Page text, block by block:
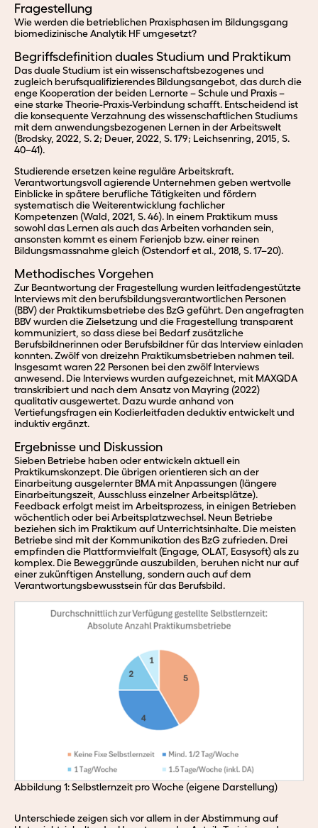
Fragestellung
Wie werden die betrieblichen Praxisphasen im Bildungsgang
biomedizinische Analytik HF umgesetzt?
Begriffsdefinition duales Studium und Praktikum
Das duale Studium ist ein wissenschaftsbezogenes und
zugleich berufsqualifizierendes Bildungsangebot, das durch die
enge Kooperation der beiden Lernorte – Schule und Praxis –
eine starke Theorie-Praxis-Verbindung schafft. Entscheidend ist
die konsequente Verzahnung des wissenschaftlichen Studiums
mit dem anwendungsbezogenen Lernen in der Arbeitswelt
(Brodsky, 2022, S. 2; Deuer, 2022, S. 179; Leichsenring, 2015, S.
40–41).
Studierende ersetzen keine reguläre Arbeitskraft.
Verantwortungsvoll agierende Unternehmen geben wertvolle
Einblicke in spätere berufliche Tätigkeiten und fördern
systematisch die Weiterentwicklung fachlicher
Kompetenzen (Wald, 2021, S. 46). In einem Praktikum muss
sowohl das Lernen als auch das Arbeiten vorhanden sein,
ansonsten kommt es einem Ferienjob bzw. einer reinen
Bildungsmassnahme gleich (Ostendorf et al., 2018, S. 17–20).
Methodisches Vorgehen
Zur Beantwortung der Fragestellung wurden leitfadengestützte
Interviews mit den berufsbildungsverantwortlichen Personen
(BBV) der Praktikumsbetriebe des BzG geführt. Den angefragten
BBV wurden dieZielsetzung und die Fragestellung transparent
kommuniziert, so dass diese bei Bedarf zusätzliche
Berufsbildnerinnen oder Berufsbildner für das Interview einladen
konnten.Zwölf von dreizehn Praktikumsbetrieben nahmen teil.
Insgesamt waren 22 Personen bei den zwölf Interviews
anwesend. Die Interviews wurden aufgezeichnet, mit MAXQDA
transkribiert und nach dem Ansatz von Mayring (2022)
qualitativ ausgewertet. Dazu wurde anhand von
Vertiefungsfragen ein Kodierleitfaden deduktiv entwickelt und
induktiv ergänzt.
Ergebnisse und Diskussion
Sieben Betriebe haben oder entwickeln aktuell ein
Praktikumskonzept. Die übrigen orientieren sich an der
Einarbeitung ausgelernter BMA mit Anpassungen (längere
Einarbeitungszeit, Ausschluss einzelner Arbeitsplätze).
Feedback erfolgt meist im Arbeitsprozess, in einigen Betrieben
wöchentlich oder bei Arbeitsplatzwechsel. Neun Betriebe
beziehen sich im Praktikum auf Unterrichtsinhalte. Die meisten
Betriebe sind mit der Kommunikation des BzG zufrieden. Drei
empfinden die Plattformvielfalt (Engage, OLAT, Easysoft) als zu
komplex. Die Beweggründe auszubilden, beruhen nicht nur auf
einer zukünftigen Anstellung, sondern auch auf dem
Verantwortungsbewusstsein für das Berufsbild.
Abbildung 1: Selbstlernzeit pro Woche (eigene Darstellung)
Unterschiede zeigen sich vor allem in der Abstimmung auf